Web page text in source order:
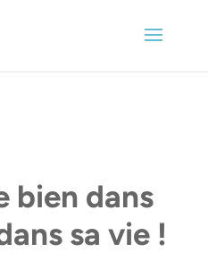
bien dans
sa vie !